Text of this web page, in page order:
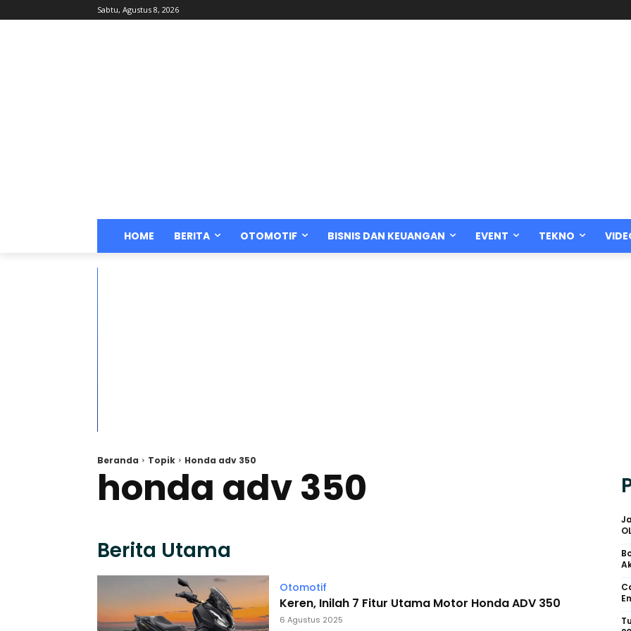
Sabtu, Agustus 8, 2026
HOME BERITA OTOMOTIF BISNIS DAN KEUANGAN EVENT TEKNO
Beranda Topik Honda adv 350
honda adv 350
Berita Utama
Otomotif
Keren, Inilah 7 Fitur Utama Motor Honda ADV 350
6 Agustus 2025